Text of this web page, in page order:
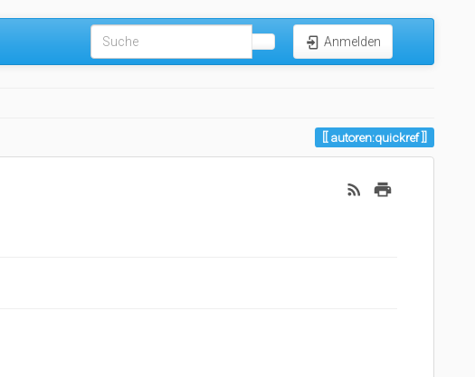
Anmelden
autoren:quickref